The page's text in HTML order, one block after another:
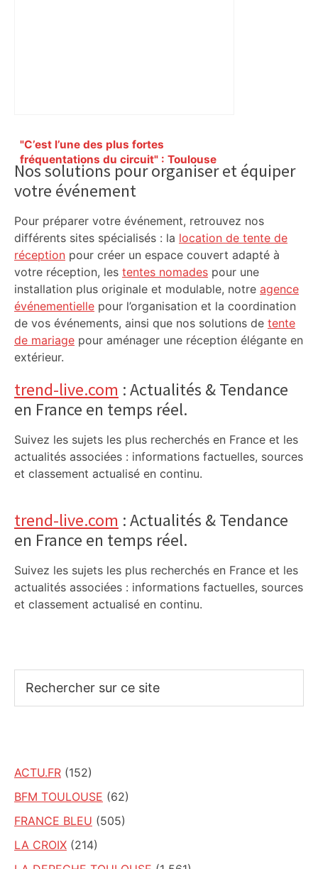
"C’est l’une des plus fortes
fréquentations du circuit" : Toulouse
est-elle la capitale du poker amateur –
ladepeche.fr
Primary
Sidebar
Nos solutions pour organiser et équiper
votre événement
Pour préparer votre événement, retrouvez nos
différents sites spécialisés : la location de tente de
réception pour créer un espace couvert adapté à
votre réception, les tentes nomades pour une
installation plus originale et modulable, notre agence
événementielle pour l’organisation et la coordination
de vos événements, ainsi que nos solutions de tente
de mariage pour aménager une réception élégante en
extérieur.
trend-live.com : Actualités & Tendance
en France en temps réel.
Suivez les sujets les plus recherchés en France et les
actualités associées : informations factuelles, sources
et classement actualisé en continu.
trend-live.com : Actualités & Tendance
en France en temps réel.
Suivez les sujets les plus recherchés en France et les
actualités associées : informations factuelles, sources
et classement actualisé en continu.
sur
ACTU.FR (152)
BFM TOULOUSE (62)
FRANCE BLEU (505)
LA CROIX (214)